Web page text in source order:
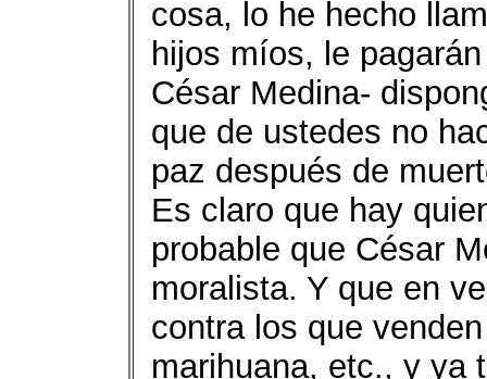
cosa, lo he hecho
hijos míos, le
César Medina-
que de ustedes no
paz después de
Es claro que hay
probable que César
moralista. Y que en
contra los que
marihuana, etc., y ya